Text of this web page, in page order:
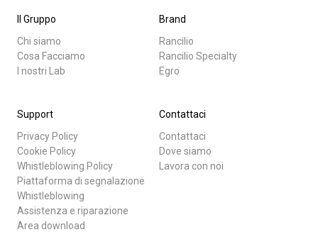
Il Gruppo
Chi siamo
Cosa Facciamo
I nostri Lab
Brand
Rancilio
Rancilio Specialty
Egro
Support
Privacy Policy
Cookie Policy
Whistleblowing Policy
Piattaforma di segnalazione
Whistleblowing
Assistenza e riparazione
Area download
Contattaci
Contattaci
Dove siamo
Lavora con noi